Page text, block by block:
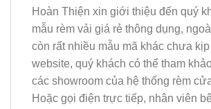
Hoàn Thiện xin giới thiệu đến quý
mẫu rèm vải giá rẻ thông dụng,
còn rất nhiều mẫu mã khác chưa
website, quý khách có thể tham
các showroom của hệ thống rèm
Hoặc gọi điện trực tiếp, nhân viên